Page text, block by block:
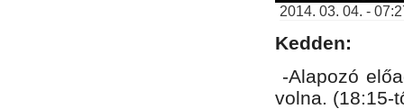
2014. 03. 04. -
Kedden:
-Alapozó
volna. (18:15-